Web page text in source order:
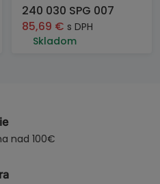
240 030 SPG 007
85,69 € s DPH
Skladom
nad 100€